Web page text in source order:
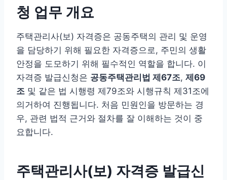
청 업무 개요
주택관리사(보) 자격증은 공동주택의 관리 및 운영
을 담당하기 위해 필요한 자격증으로, 주민의 생활
안정을 도모하기 위해 필수적인 역할을 합니다. 이
자격증 발급신청은 공동주택관리법 제67조, 제69
조 및 같은 법 시행령 제79조와 시행규칙 제31조에
의거하여 진행됩니다. 처음 민원인을 방문하는 경
우, 관련 법적 근거와 절차를 잘 이해하는 것이 중
요합니다.
주택관리사(보) 자격증 발급신